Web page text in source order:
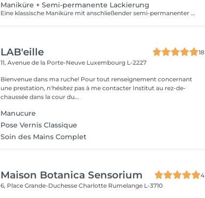
Maniküre + Semi-permanente Lackierung
Eine klassische Maniküre mit anschließender semi-permanenter Lackierung. Ideal für alle, die sich glänzende, gepflegte und widerstandsfähige Nägel für etwa 2 bis 3 Wochen wünschen. Der semi-permanente Lack muss im Studio entfernt oder erneuert werden.
LAB'eille
18
11, Avenue de la Porte-Neuve Luxembourg L-2227
Bienvenue dans ma ruche! Pour tout renseignement concernant
une prestation, n'hésitez pas à me contacter Institut au rez-de-
chaussée dans la cour du...
Manucure
Pose Vernis Classique
Soin des Mains Complet
Maison Botanica Sensorium
4
6, Place Grande-Duchesse Charlotte Rumelange L-3710